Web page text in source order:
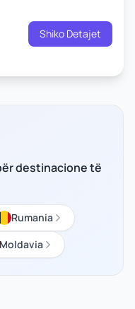
Shiko Detajet
destinacione të
Rumania
Moldavia